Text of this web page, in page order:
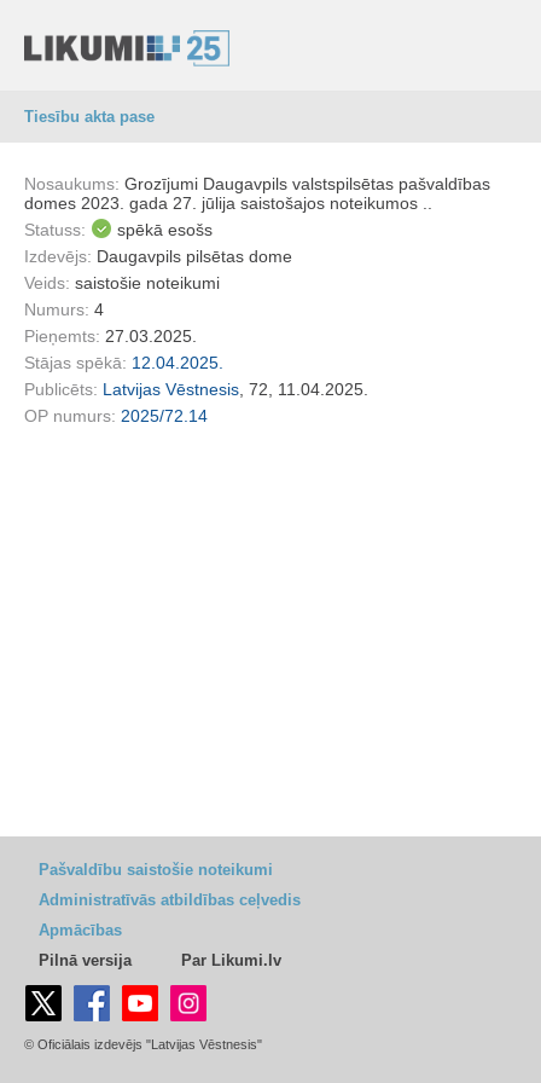
Tiesību akta pase
Nosaukums: Grozījumi Daugavpils valstspilsētas pašvaldības
domes 2023. gada 27. jūlija saistošajos noteikumos ..
Statuss:
spēkā esošs
Izdevējs: Daugavpils pilsētas dome
Veids: saistošie noteikumi
Numurs: 4
Pieņemts: 27.03.2025.
Stājas spēkā: 12.04.2025.
Publicēts: Latvijas Vēstnesis , 72, 11.04.2025.
OP numurs: 2025/72.14
Pašvaldību saistošie noteikumi
Administratīvās atbildības ceļvedis
Apmācības
Pilnā versija
Par Likumi.lv
© Oficiālais izdevējs "Latvijas Vēstnesis"